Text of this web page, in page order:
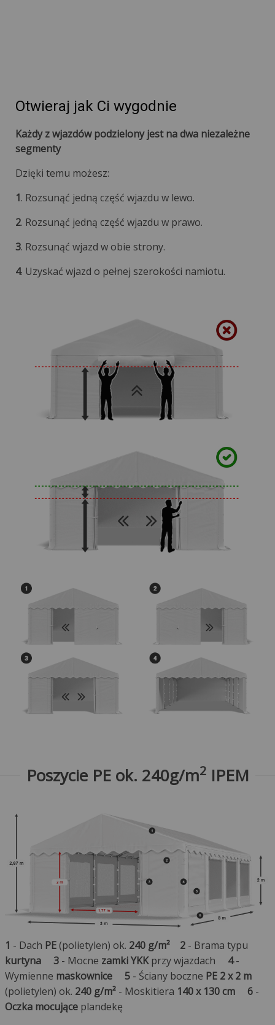
Otwieraj jak Ci wygodnie
Każdy z wjazdów podzielony jest na dwa niezależne
segmenty
Dzięki temu możesz:
1. Rozsunąć jedną część wjazdu w lewo.
2. Rozsunąć jedną część wjazdu w prawo.
3. Rozsunąć wjazd w obie strony.
4. Uzyskać wjazd o pełnej szerokości namiotu.
Poszycie PE ok. 240g/m2IPEM
1 - Dach PE(polietylen) ok. 240 g/m² 2- Brama typu
kurtyna
3- Mocne zamki YKKprzy wjazdach 4-
Wymienne maskownice 5- Ściany boczne PE 2 x 2 m
(polietylen) ok. 240 g/m²- Moskitiera 140 x 130 cm 6-
Oczka mocująceplandekę